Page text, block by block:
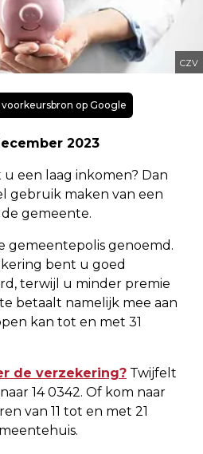
CZV
op Google
2023
u een laag inkomen? Dan
gebruik maken van een
gemeente.
gemeentepolis genoemd.
bent u goed
terwijl u minder premie
betaalt namelijk mee aan
kan tot en met 31
de verzekering? Twijfelt
14 0342. Of kom naar
van 11 tot en met 21